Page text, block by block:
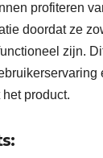
profiteren
doordat ze
zijn.
product.